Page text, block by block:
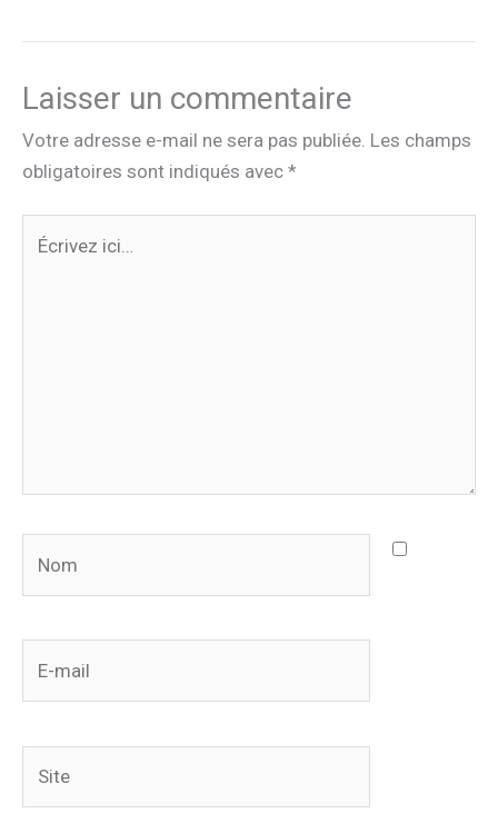
Laisser un commentaire
Votre adresse e-mail ne sera pas publiée. Les champs
obligatoires sont indiqués avec *